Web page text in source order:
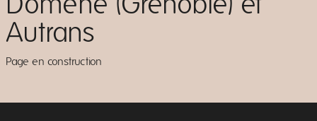
Autrans
Page en construction